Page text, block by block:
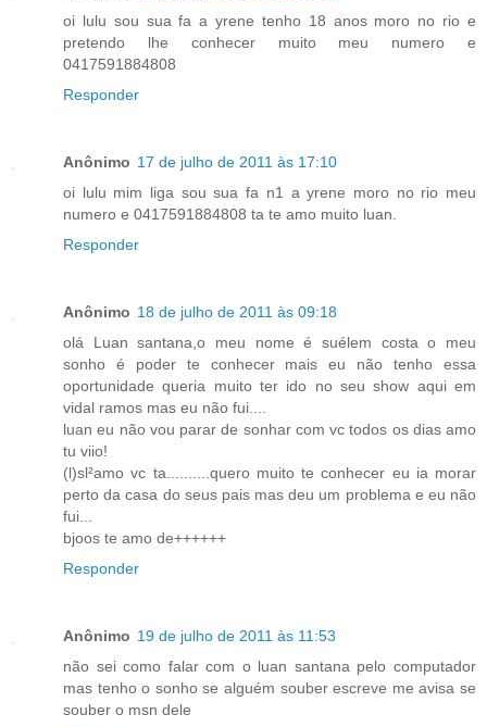
oi lulu sou sua fa a yrene tenho 18 anos moro no rio e
pretendo lhe conhecer muito meu numero e
0417591884808
Responder
Anônimo 17 de julho de 2011 às 17:10
oi lulu mim liga sou sua fa n1 a yrene moro no rio meu
numero e 0417591884808 ta te amo muito luan.
Responder
Anônimo 18 de julho de 2011 às 09:18
olá Luan santana,o meu nome é suélem costa o meu
sonho é poder te conhecer mais eu não tenho essa
oportunidade queria muito ter ido no seu show aqui em
vidal ramos mas eu não fui....
luan eu não vou parar de sonhar com vc todos os dias amo
tu viio!
(l)sl²amo vc ta..........quero muito te conhecer eu ia morar
perto da casa do seus pais mas deu um problema e eu não
fui...
bjoos te amo de++++++
Responder
Anônimo 19 de julho de 2011 às 11:53
não sei como falar com o luan santana pelo computador
mas tenho o sonho se alguém souber escreve me avisa se
souber o msn dele